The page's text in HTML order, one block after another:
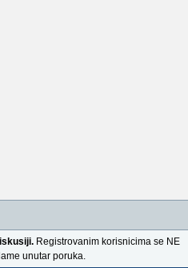
Registrovanim korisnicima se NE
unutar poruka.